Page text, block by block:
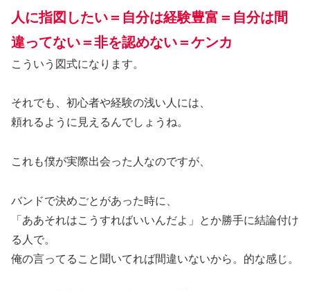
人に指図したい＝自分は経験豊富＝自分は間
違ってない＝非を認めない＝ケンカ
こういう図式になります。
それでも、初心者や経験の浅い人には、
頼れるように見えるんでしょうね。
これも僕が実際出会った人なのですが、
バンドで決めごとがあった時に、
「ああそれはこうすればいいんだよ」とか勝手に結論付け
る人で。
俺の言ってること聞いてれば間違いないから。的な感じ。